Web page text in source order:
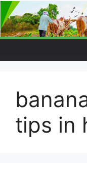
tips in